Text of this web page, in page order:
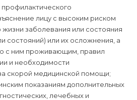
лицу с высоким риском
заболевания или состояния
состояний) или их осложнения, а
с ним проживающим, правил
и необходимости
скорой медицинской помощи;
показаниям дополнительных
лечебных и